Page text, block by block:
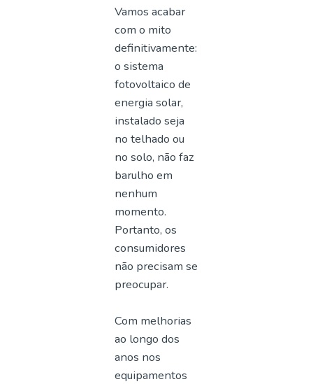
Vamos acabar
com o mito
definitivamente:
o sistema
fotovoltaico de
energia solar,
instalado seja
no telhado ou
no solo, não faz
barulho em
nenhum
momento.
Portanto, os
consumidores
não precisam se
preocupar.
Com melhorias
ao longo dos
anos nos
equipamentos